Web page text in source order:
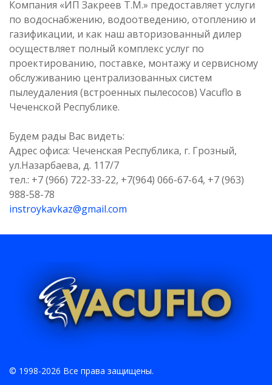
Компания «ИП Закреев Т.М.» предоставляет услуги
по водоснабжению, водоотведению, отоплению и
газификации, и как наш авторизованный дилер
осуществляет полный комплекс услуг по
проектированию, поставке, монтажу и сервисному
обслуживанию централизованных систем
пылеудаления (встроенных пылесосов) Vacuflo в
Чеченской Республике.
Будем рады Вас видеть:
Адрес офиса: Чеченская Республика, г. Грозный,
ул.Назарбаева, д. 117/7
тел.: +7 (966) 722-33-22, +7(964) 066-67-64, +7 (963)
988-58-78
instroykavkaz@gmail.com
© 1998-2026 Все права защищены.